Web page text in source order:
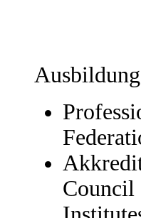
Council